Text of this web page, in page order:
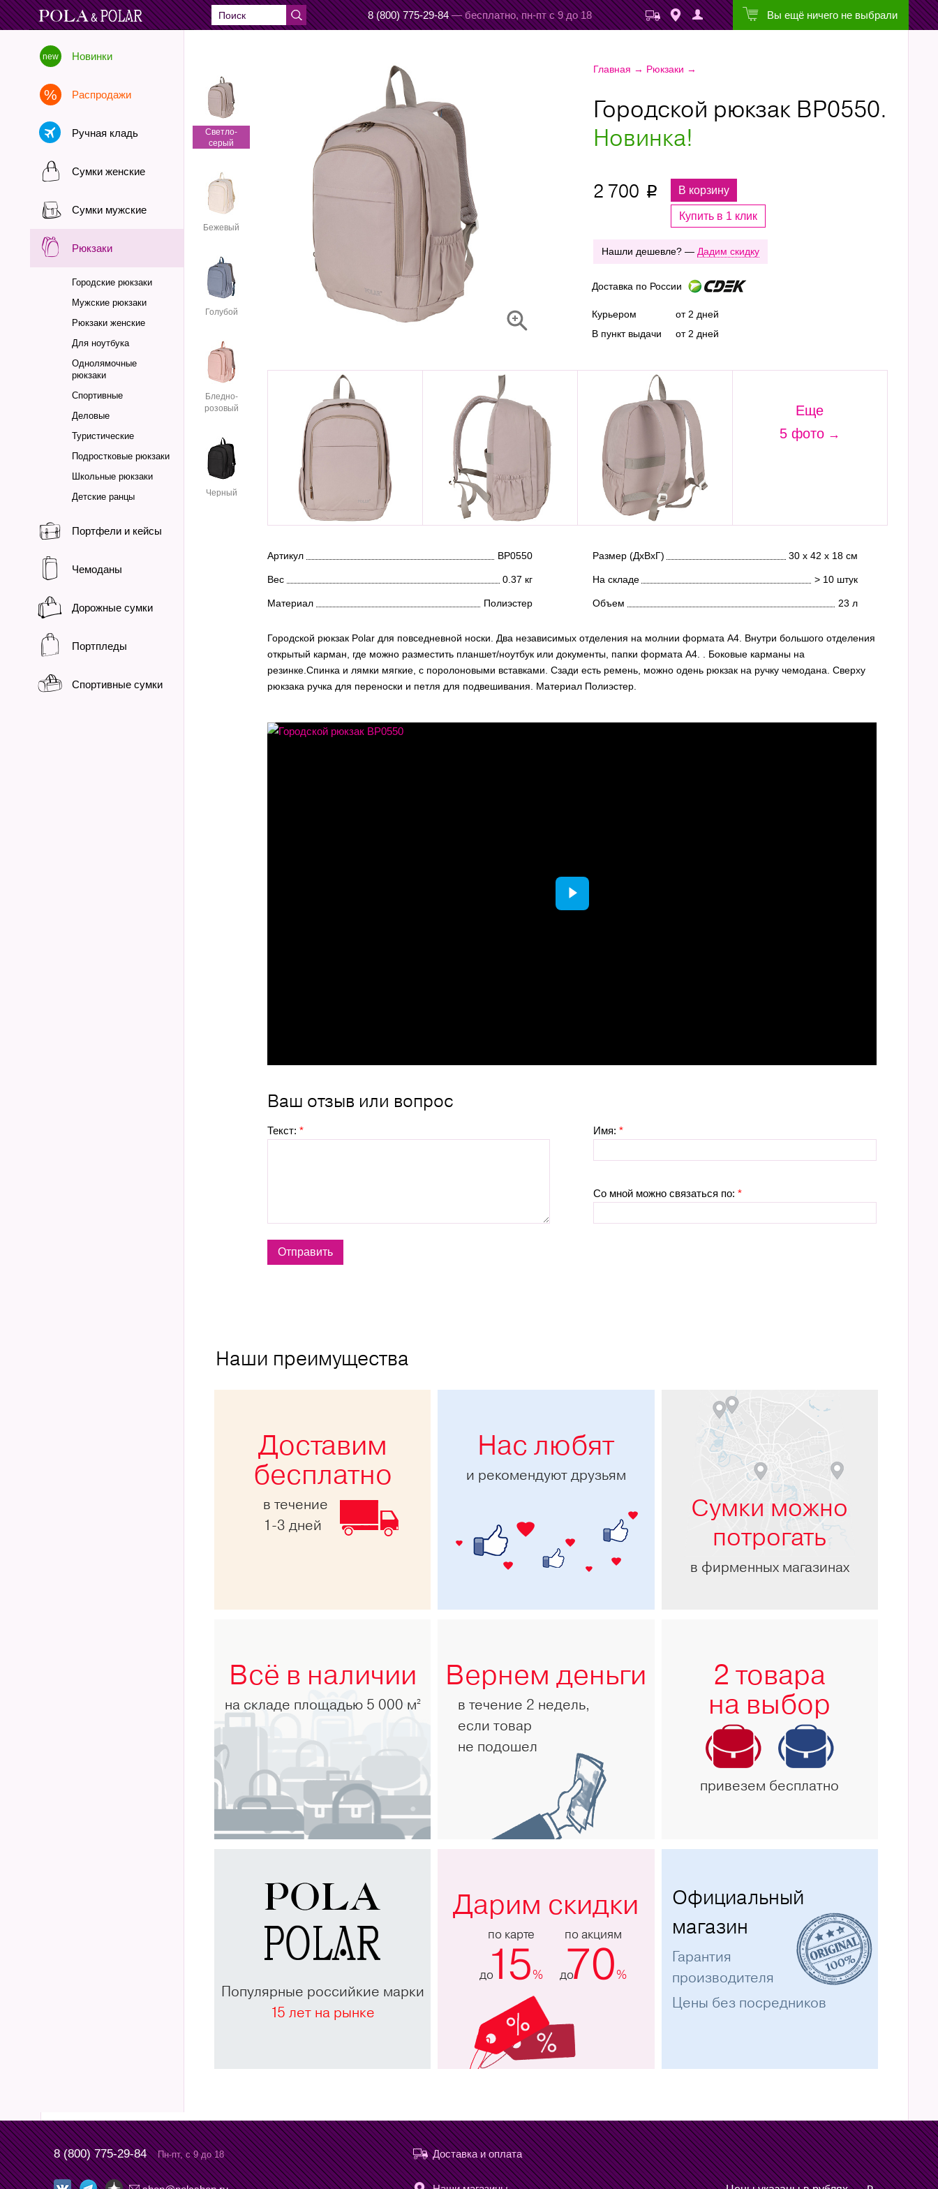
8 (800) 775-29-84 — бесплатно, пн-пт с 9 до 18 Вы ещё ничего не выбрали
Новинки
Распродажи
Ручная кладь
Сумки женские
Сумки мужские
Рюкзаки
Городские рюкзаки
Мужские рюкзаки
Рюкзаки женские
Для ноутбука
Однолямочные
рюкзаки
Спортивные
Деловые
Туристические
Подростковые рюкзаки
Школьные рюкзаки
Детские ранцы
Портфели и кейсы
Чемоданы
Дорожные сумки
Портпледы
Спортивные сумки
Главная → Рюкзаки →
Cветло-
серый
Бежевый
Голубой
Бледно-
розовый
Черный
Городской рюкзак ВР0550.
Новинка!
2 700 p В корзину
Купить в 1 клик
Нашли дешевле? — Дадим скидку
Доставка по России
Курьером
В пункт выдачи
от 2 дней
от 2 дней
Еще
5 фото
Артикул ВР0550 Размер (ДхВхГ) 30 х 42 х 18 см
Вес 0.37 кг На складе > 10 штук
Материал Полиэстер Объем 23 л
Городской рюкзак Polar для повседневной носки. Два независимых отделения на молнии формата А4. Внутри большого отделения
открытый карман, где можно разместить планшет/ноутбук или документы, папки формата А4. . Боковые карманы на
резинке.Спинка и лямки мягкие, с поролоновыми вставками. Сзади есть ремень, можно одень рюкзак на ручку чемодана. Сверху
рюкзака ручка для переноски и петля для подвешивания. Материал Полиэстер.
Ваш отзыв или вопрос
Текст: * Имя:*
Со мной можно связаться по:*
Наши преимущества
Доставим
бесплатно
в течение
1-3 дней
Нас любят
и рекомендуют друзьям
Сумки можно
потрогать
в фирменных магазинах
Всё в наличии
на складе площадью 5 000 м2
Вернем деньги
в течение 2 недель,
если товар
не подошел
2 товара
на выбор
привезем бесплатно
Популярные российкие марки
15 лет на рынке
Дарим скидки
по карте
до15%
по акциям
до
70%
Официальный
магазин
Гарантия
производителя
Цены без посредников
8 (800) 775-29-84 Пн-пт, с 9 до 18 Доставка и оплата